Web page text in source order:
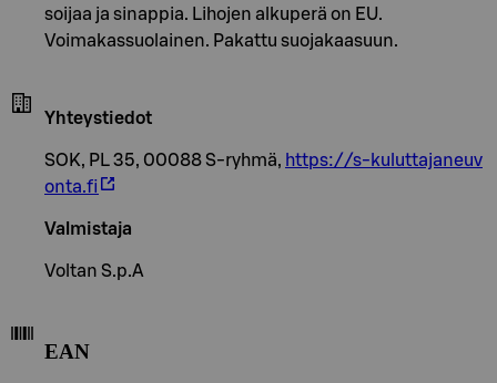
soijaa ja sinappia. Lihojen alkuperä on EU.
Voimakassuolainen. Pakattu suojakaasuun.
Yhteystiedot
SOK, PL 35, 00088 S-ryhmä, https://s-kuluttajaneuv
onta.fi
Valmistaja
Voltan S.p.A
EAN